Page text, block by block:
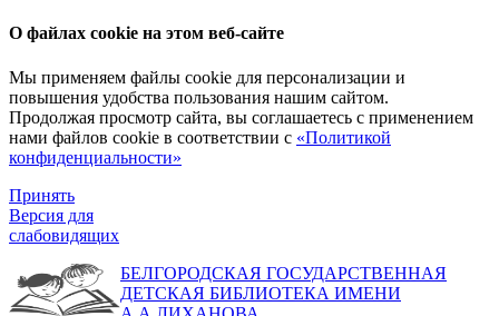
О файлах cookie на этом веб-сайте
Мы применяем файлы cookie для персонализации и
повышения удобства пользования нашим сайтом.
Продолжая просмотр сайта, вы соглашаетесь с применением
нами файлов cookie в соответствии с «Политикой
конфиденциальности»
Принять
Версия для
слабовидящих
БЕЛГОРОДСКАЯ ГОСУДАРСТВЕННАЯ
ДЕТСКАЯ БИБЛИОТЕКА ИМЕНИ